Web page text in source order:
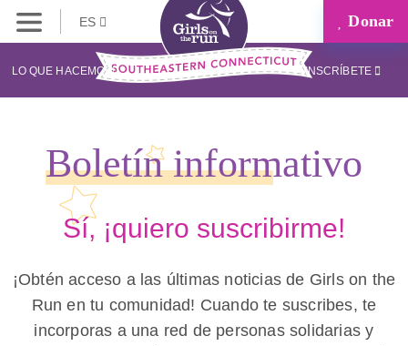
ES Donar
LO QUE HACEMOS INSCRÍBETE
Boletín informativo
Sí, ¡quiero suscribirme!
¡Obtén acceso a las últimas noticias de Girls on the
Run en tu comunidad! Cuando te suscribes, te
incorporas a una red de personas solidarias y